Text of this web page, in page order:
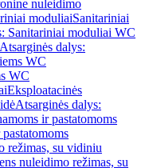
nuleidimo
moduliaiSanitariniai
Sanitariniai moduliai WC
Atsarginės dalys:
WC
WC
Eksploatacinės
Atsarginės dalys:
ir pastatomoms
režimas, su vidiniu
nuleidimo režimas, su